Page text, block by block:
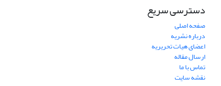
دسترسی سریع
صفحه اصلی
درباره نشریه
اعضای هیات تحریریه
ارسال مقاله
تماس با ما
نقشه سایت